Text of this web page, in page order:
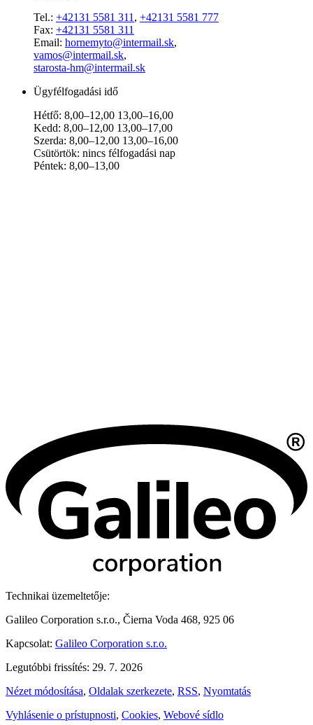
Tel.: +42131 5581 311 , +42131 5581 777
Fax: +42131 5581 311
Email: hornemyto@intermail.sk,
vamos@intermail.sk,
starosta-hm@intermail.sk
Ügyfélfogadási idő
Hétfő: 8,00–12,00 13,00–16,00
Kedd: 8,00–12,00 13,00–17,00
Szerda: 8,00–12,00 13,00–16,00
Csütörtök: nincs félfogadási nap
Péntek: 8,00–13,00
Technikai üzemeltetője:
Galileo Corporation s.r.o., Čierna Voda 468, 925 06
Kapcsolat: Galileo Corporation s.r.o.
Legutóbbi frissítés: 29. 7. 2026
Nézet módosítása, Oldalak szerkezete, RSS, Nyomtatás
Vyhlásenie o prístupnosti, Cookies, Webové sídlo